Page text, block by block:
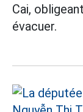
Cai,
évacuer.